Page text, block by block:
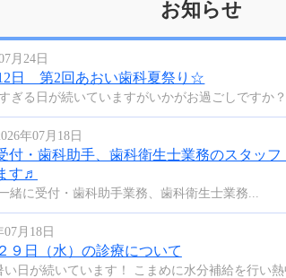
お知らせ
月24日
日 第2回あおい歯科夏祭り☆
ぎる日が続いていますがいかがお過ごしですか
年07月18日
付・歯科助手、歯科衛生士業務のスタッフ
す♬
緒に受付・歯科助手業務、歯科衛生士業務...
07月18日
９日（水）の診療について
い日が続いています！ こまめに水分補給を行い